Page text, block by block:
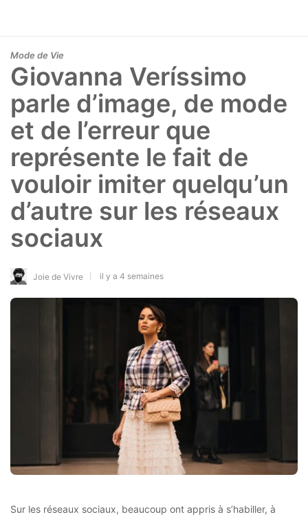
Mode de Vie
Giovanna Veríssimo
parle d’image, de mode
et de l’erreur que
représente le fait de
vouloir imiter quelqu’un
d’autre sur les réseaux
sociaux
Joie de Vivre il y a 4 semaines
Sur les réseaux sociaux, beaucoup ont appris à s’habiller, à